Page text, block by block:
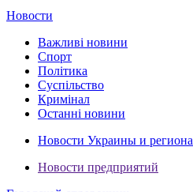
Новости
Важливі новини
Спорт
Політика
Суспільство
Кримінал
Останні новини
Новости Украины и региона
Новости предприятий